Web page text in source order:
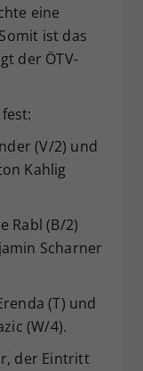
eine
ist das
der ÖTV-
(V/2) und
Kahlig
Rabl (B/2)
Scharner
(T) und
(W/4).
der Eintritt